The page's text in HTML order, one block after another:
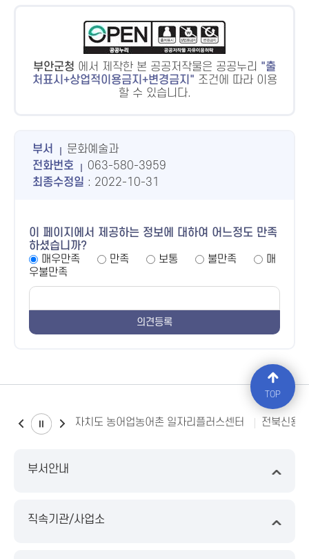
부안군청 에서 제작한 본 공공저작물은 공공누리
출
처표시+상업적이용금지+변경금지
조건에 따라 이용
할 수 있습니다.
부서
문화예술과
전화번호
063-580-3959
최종수정일 : 2022-10-31
이 페이지에서 제공하는 정보에 대하여 어느정도 만족
하셨습니까?
매우만족
만족 보통 불만족
매
우불만족
전북특별자치도 농어업농어촌 일자리플러스센터 전북신용
부서안내
직속기관/사업소
TOP